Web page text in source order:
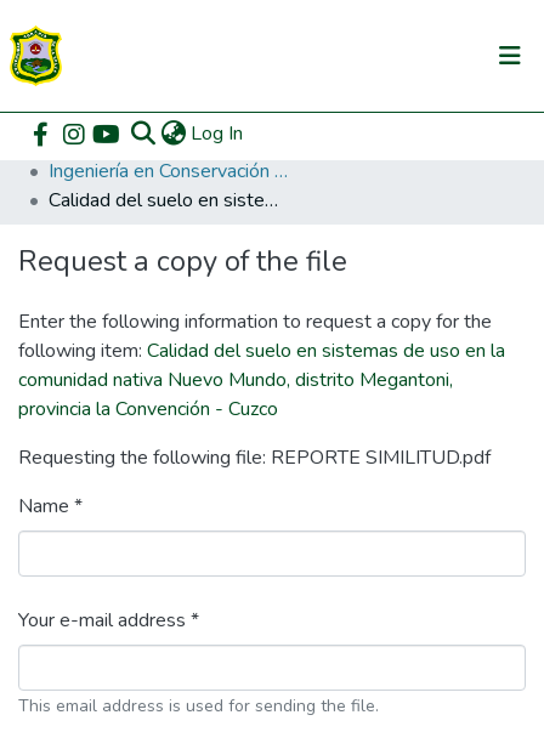
Log In
Communities & Collections
All of DSpace
Home Pregrado
Ingeniería en Conservación de Suelos y Agua
Calidad del suelo en sistemas de uso en la comunidad nativa Nuevo Mundo, distrito Megantoni, provincia la Convención - Cuzco
Request a copy of the file
Enter the following information to request a copy for the
following item: Calidad del suelo en sistemas de uso en la
comunidad nativa Nuevo Mundo, distrito Megantoni,
provincia la Convención - Cuzco
Requesting the following file: REPORTE SIMILITUD.pdf
Name *
Your e-mail address *
This email address is used for sending the file.